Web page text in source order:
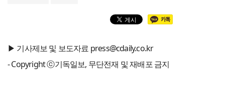
▶ 기사제보 및 보도자료 press@cdaily.co.kr
- Copyright ⓒ기독일보, 무단전재 및 재배포 금지